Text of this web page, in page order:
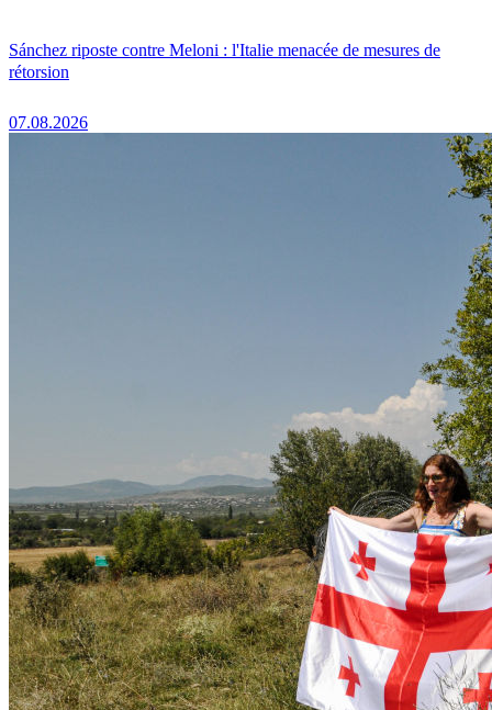
Sánchez riposte contre Meloni : l'Italie menacée de mesures de
rétorsion
07.08.2026